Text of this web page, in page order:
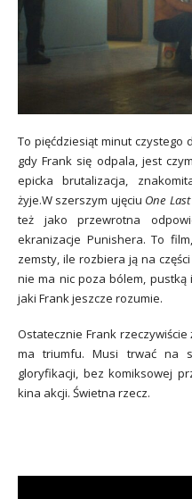
To pięćdziesiąt minut czystego
gdy Frank się odpala, jest
epicka brutalizacja,
żyje.W szerszym ujęciu One
też jako przewrotna
ekranizacje Punishera. To
zemsty, ile rozbiera ją na
nie ma nic poza bólem, pustką
jaki Frank jeszcze rozumie.
Ostatecznie Frank
ma triumfu. Musi trwać na
gloryfikacji, bez komiksowej
kina akcji. Świetna rzecz.